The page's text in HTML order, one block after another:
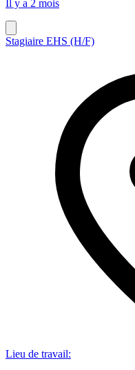
Il y a 2 mois
Stagiaire EHS (H/F)
Lieu de travail: